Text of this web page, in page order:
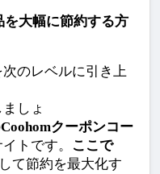
を大幅に節約する方
のレベルに引き上
しょ
Coohomクーポンコー
トです。
ここで
て節約を最大化す